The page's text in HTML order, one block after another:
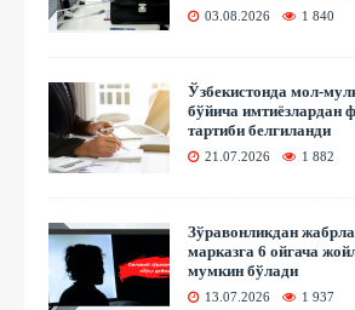
03.08.2026 1 840
Ўзбекистонда мол-
бўйича имтиёзлардан
тартиби белгиланди
21.07.2026 1 882
Зўравонликдан
марказга 6 ойгача
мумкин бўлади
13.07.2026 1 937